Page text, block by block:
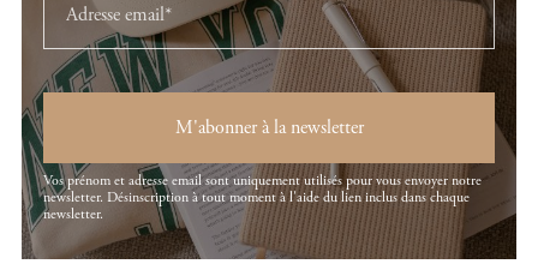
M'abonner à la newsletter
Vos prénom et adresse email sont uniquement utilisés pour vous envoyer notre
newsletter. Désinscription à tout moment à l'aide du lien inclus dans chaque
newsletter.